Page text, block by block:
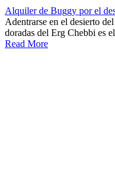
Alquiler de Buggy por el
Adentrarse en el desierto
doradas del Erg Chebbi es
Read More